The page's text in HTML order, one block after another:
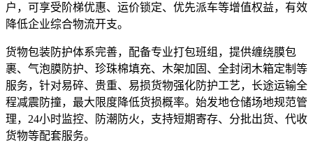
户，可享受阶梯优惠、运价锁定、优先派车等增值权益，有效
降低企业综合物流开支。
货物包装防护体系完善，配备专业打包班组，提供缠绕膜包
裹、气泡膜防护、珍珠棉填充、木架加固、全封闭木箱定制等
服务，针对易碎、贵重、易损货物强化防护工艺，长途运输全
程减震防撞，最大限度降低货损概率。始发地仓储场地规范管
理，24小时监控、防潮防火，支持短期寄存、分批出货、代收
货物等配套服务。